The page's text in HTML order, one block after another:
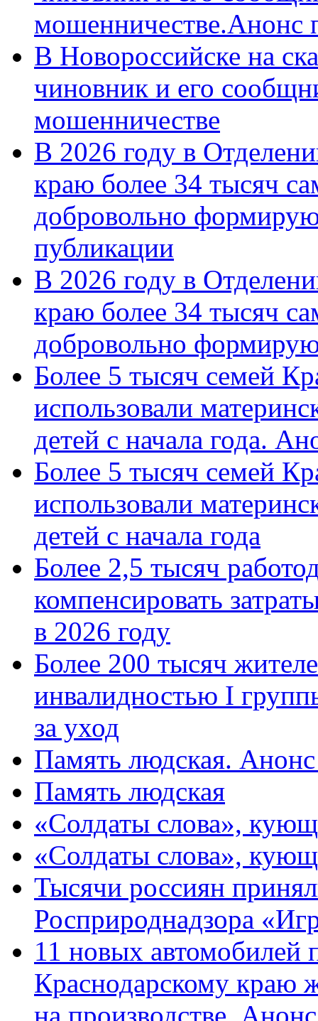
мошенничестве.Анонс
В Новороссийске на
чиновник и его
мошенничестве
В 2026 году в
краю более 34 тысяч
добровольно
публикации
В 2026 году в
краю более 34 тысяч
добровольно
Более 5 тысяч семей
использовали
детей с начала года.
Более 5 тысяч семей
использовали
детей с начала года
Более 2,5 тысяч
компенсировать
в 2026 году
Более 200 тысяч
инвалидностью I
за уход
Память людская.
Память людская
«Солдаты слова»,
«Солдаты слова»,
Тысячи россиян
Росприроднадзора
11 новых автомобилей
Краснодарскому краю
на производстве.